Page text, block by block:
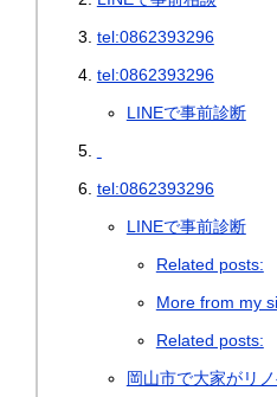
tel:0862393296
tel:0862393296
LINEで事前診断
tel:0862393296
LINEで事前診断
Related posts:
More from my
Related posts:
岡山市で大家がリ